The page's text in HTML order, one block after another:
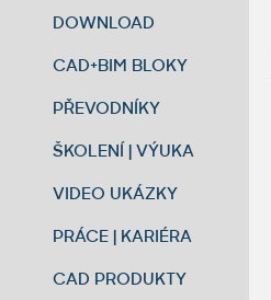
DOWNLOAD
CAD+BIM BLOKY
PŘEVODNÍKY
ŠKOLENÍ | VÝUKA
VIDEO UKÁZKY
PRÁCE | KARIÉRA
CAD PRODUKTY